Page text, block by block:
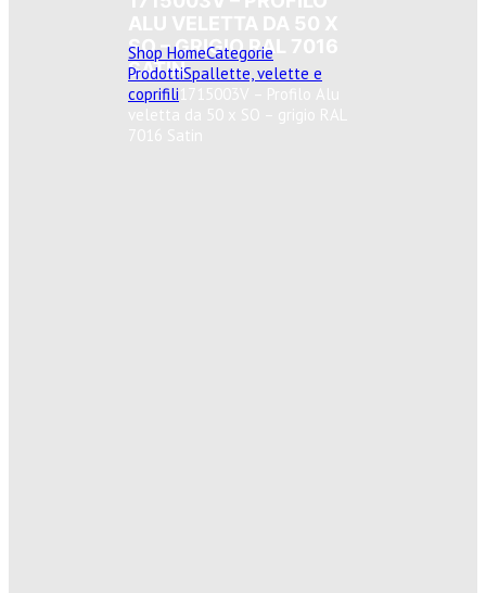
SO – GRIGIO RAL 7016
SATIN
Shop HomeCategorie
ProdottiSpallette, velette e
coprifili